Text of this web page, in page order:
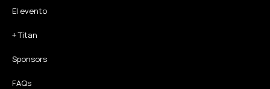
El evento
+ Titan
Sponsors
FAQs